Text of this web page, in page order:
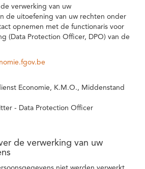
verwerking van uw
de uitoefening van uw rechten onder
opnemen met de functionaris voor
(Data Protection Officer, DPO) van de
Economie, K.M.O., Middenstand
- Data Protection Officer
de verwerking van uw